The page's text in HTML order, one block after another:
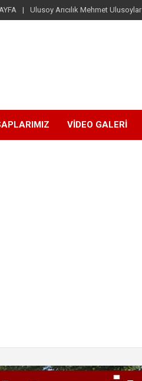
Ulusoy Arıcılık Mehmet Ulusoylar
VİDEO GALERİ